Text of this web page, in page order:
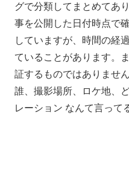
グで分類してまとめてあ
事を公開した日付時点で
していますが、時間の経
ていることがあります。
証するものではありませ
誰、撮影場所、ロケ地、
レーション なんて言って